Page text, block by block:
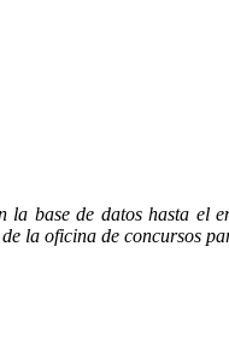
la base de datos hasta
la oficina de concursos